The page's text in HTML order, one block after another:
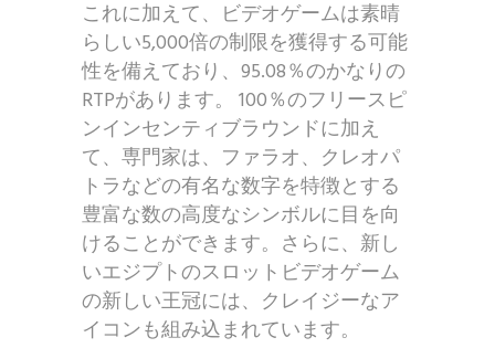
これに加えて、ビデオゲームは素晴
らしい5,000倍の制限を獲得する可能
性を備えており、95.08％のかなりの
RTPがあります。 100％のフリースピ
ンインセンティブラウンドに加え
て、専門家は、ファラオ、クレオパ
トラなどの有名な数字を特徴とする
豊富な数の高度なシンボルに目を向
けることができます。さらに、新し
いエジプトのスロットビデオゲーム
の新しい王冠には、クレイジーなア
イコンも組み込まれています。